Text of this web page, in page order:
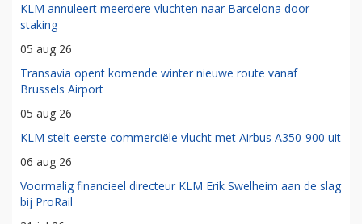
KLM annuleert meerdere vluchten naar Barcelona door
staking
05 aug 26
Transavia opent komende winter nieuwe route vanaf
Brussels Airport
05 aug 26
KLM stelt eerste commerciële vlucht met Airbus A350-900 uit
06 aug 26
Voormalig financieel directeur KLM Erik Swelheim aan de slag
bij ProRail